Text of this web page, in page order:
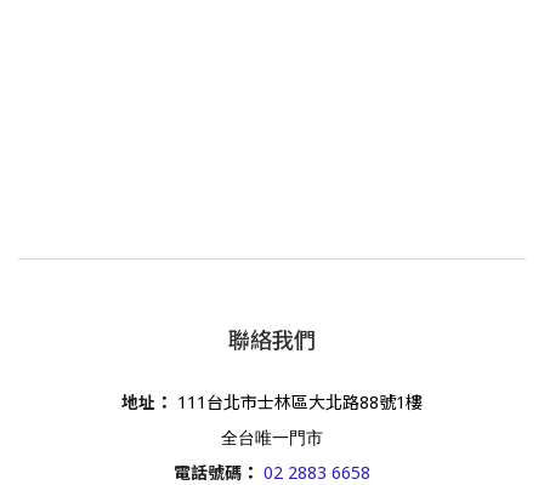
聯絡我們
地址 ： 111台北市士林區大北路88號1樓
全台唯一門市
電話號碼 ： 02 2883 6658